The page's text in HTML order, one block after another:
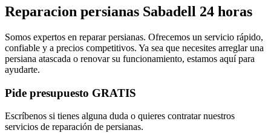
Reparacion persianas Sabadell 24 horas
Somos expertos en reparar persianas. Ofrecemos un servicio rápido,
confiable y a precios competitivos. Ya sea que necesites arreglar una
persiana atascada o renovar su funcionamiento, estamos aquí para
ayudarte.
Pide presupuesto GRATIS
Escríbenos si tienes alguna duda o quieres contratar nuestros
servicios de reparación de persianas.